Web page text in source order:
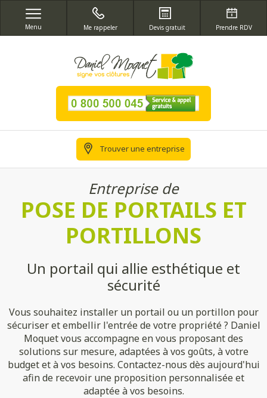
Menu Me rappeler Devis gratuit Prendre RDV
Trouver une entreprise
Entreprise de
POSE DE PORTAILS ET
PORTILLONS
Un portail qui allie esthétique et
sécurité
Vous souhaitez installer un portail ou un portillon pour
sécuriser et embellir l'entrée de votre propriété ? Daniel
Moquet vous accompagne en vous proposant des
solutions sur mesure, adaptées à vos goûts, à votre
budget et à vos besoins. Contactez-nous dès aujourd'hui
afin de recevoir une proposition personnalisée et
adaptée à vos besoins.